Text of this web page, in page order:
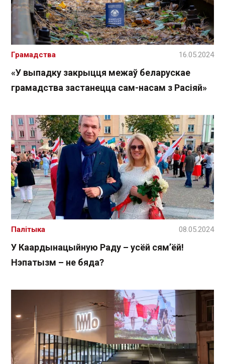
«У выпадку закрыцця межаў беларускае
грамадства застанецца сам-насам з Расіяй»
Грамадства 16.05.2024
У Каардынацыйную Раду – усёй сям’ёй!
Нэпатызм – не бяда?
Палітыка 08.05.2024